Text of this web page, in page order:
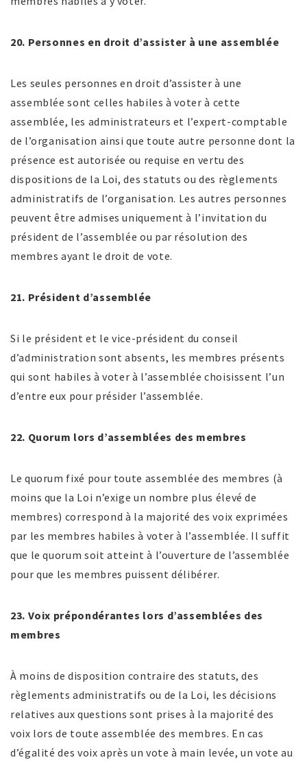
20. Personnes en droit d’assister à une assemblée
Les seules personnes en droit d’assister à une
assemblée sont celles habiles à voter à cette
assemblée, les administrateurs et l’expert-comptable
de l’organisation ainsi que toute autre personne dont la
présence est autorisée ou requise en vertu des
dispositions de la Loi, des statuts ou des règlements
administratifs de l’organisation. Les autres personnes
peuvent être admises uniquement à l’invitation du
président de l’assemblée ou par résolution des
membres ayant le droit de vote.
21. Président d’assemblée
Si le président et le vice-président du conseil
d’administration sont absents, les membres présents
qui sont habiles à voter à l’assemblée choisissent l’un
d’entre eux pour présider l’assemblée.
22. Quorum lors d’assemblées des membres
Le quorum fixé pour toute assemblée des membres (à
moins que la Loi n’exige un nombre plus élevé de
membres) correspond à la majorité des voix exprimées
par les membres habiles à voter à l’assemblée. Il suffit
que le quorum soit atteint à l’ouverture de l’assemblée
pour que les membres puissent délibérer.
23. Voix prépondérantes lors d’assemblées des
membres
À moins de disposition contraire des statuts, des
règlements administratifs ou de la Loi, les décisions
relatives aux questions sont prises à la majorité des
voix lors de toute assemblée des membres. En cas
d’égalité des voix après un vote à main levée, un vote au